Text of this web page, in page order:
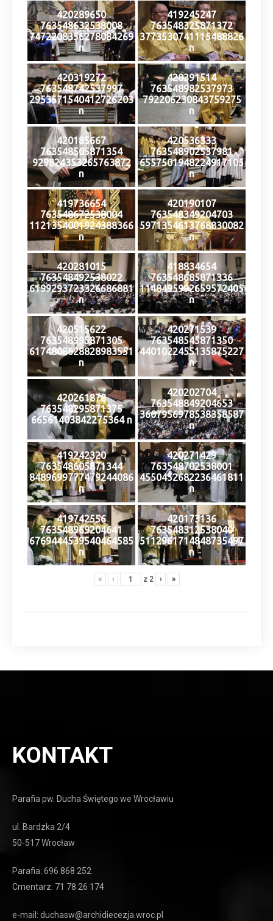
420289650
763548632538008
7472208356278084269
n
419245247
763548325871372
3773530741115488826
n
420319272
763548742537997
2953571540412726203
n
420391514
763548982537973
792206230843759275
n
420185667
763548505871354
929824353265763872
n
420536333
763548902537981
6557501948224917105
n
419736654
763548672538004
1121354001924388366
n
420190107
763548349204703
5971354613768830082
n
420281015
763548492538022
6199293723326686881
n
418834654
763548685871336
1148495992659572405
n
420515622
763548995871305
6174808628828983551
n
420271539
763548545871350
4401022455135875227
n
420261878
763548295871375
66561403842275364 n
420202704
763548849204653
3607956978538358587
n
419242320
763548605871344
8489699777479244086
n
420271429
763548702538001
4550452682236461811
n
419742556
763548969204641
6769444539540464585
n
420173136
763548312538040
5112961714848735497
n
« ‹ z 2 › »
KONTAKT
Parafia pw. Ducha Świętego we Wrocławiu
ul. Bardzka 2/4
50-517 Wrocław
Parafia: 696 868 252
Cmentarz: 71 78 26 174
e-mail: duchasw@archidiecezja.wroc.pl